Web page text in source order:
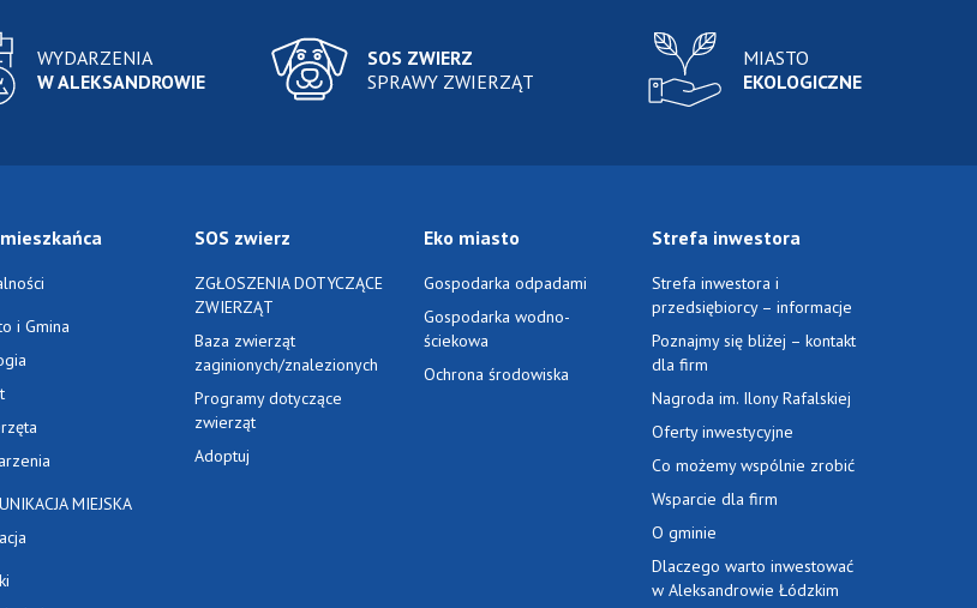
WYDARZENIA
W ALEKSANDROWIE
SOS ZWIERZ
SPRAWY ZWIERZĄT
MIASTO
EKOLOGICZNE
i Gmina
MIEJSKA
SOS zwierz
ZGŁOSZENIA DOTYCZĄCE
ZWIERZĄT
Baza zwierząt
zaginionych/znalezionych
Programy dotyczące
zwierząt
Adoptuj
Eko miasto
Gospodarka odpadami
Gospodarka wodno-
ściekowa
Ochrona środowiska
Strefa inwestora
Strefa inwestora i
przedsiębiorcy – informacje
Poznajmy się bliżej – kontakt
dla firm
Nagroda im. Ilony Rafalskiej
Oferty inwestycyjne
Co możemy wspólnie zrobić
Wsparcie dla firm
O gminie
Dlaczego warto inwestować
w Aleksandrowie Łódzkim